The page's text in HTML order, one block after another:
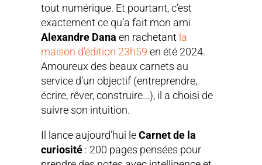
tout numérique. Et pourtant, c’est
exactement ce qu’a fait mon ami
Alexandre Dana en rachetant la
maison d’édition 23h59 en été 2024.
Amoureux des beaux carnets au
service d’un objectif (entreprendre,
écrire, rêver, construire…), il a choisi de
suivre son intuition.
Il lance aujourd’hui leCarnet de la
curiosité : 200 pages pensées pour